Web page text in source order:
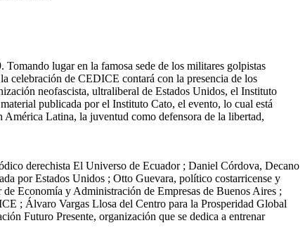
lugar en la famosa sede de los militares golpistas
celebración de CEDICE contará con la presencia de los
neofascista, ultraliberal de Estados Unidos, el Instituto
publicada por el Instituto Cato, el evento, lo cual está
Latina, la juventud como defensora de la libertad,
derechista El Universo de Ecuador ; Daniel Córdova, Decano
por Estados Unidos ; Otto Guevara, político costarricense y
Economía y Administración de Empresas de Buenos Aires ;
; Álvaro Vargas Llosa del Centro para la Prosperidad Global
Futuro Presente, organización que se dedica a entrenar